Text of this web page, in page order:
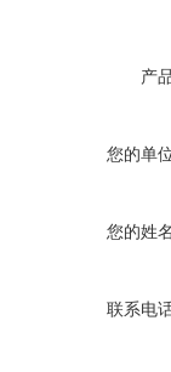
产
您的单
您的姓
联系电